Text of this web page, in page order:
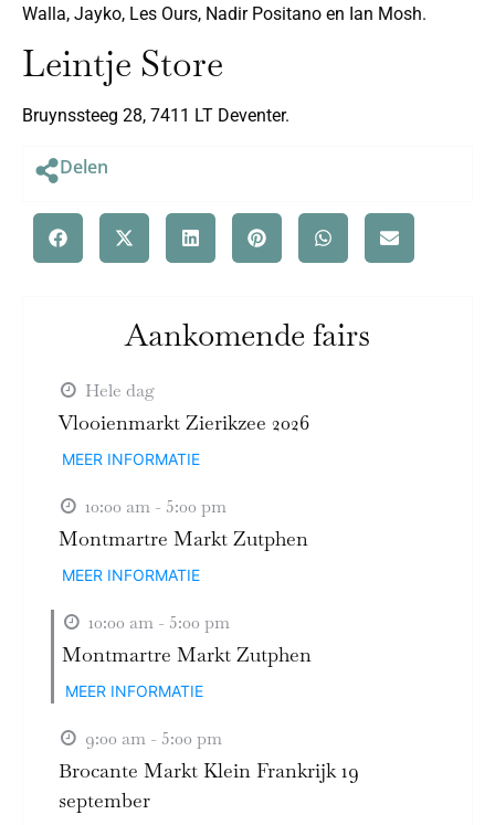
Walla, Jayko, Les Ours, Nadir Positano en Ian Mosh.
Leintje Store
Bruynssteeg 28, 7411 LT Deventer.
Delen
Aankomende fairs
Hele dag
Vlooienmarkt Zierikzee 2026
MEER INFORMATIE
10:00 am - 5:00 pm
Montmartre Markt Zutphen
MEER INFORMATIE
10:00 am - 5:00 pm
Montmartre Markt Zutphen
MEER INFORMATIE
9:00 am - 5:00 pm
Brocante Markt Klein Frankrijk 19
september